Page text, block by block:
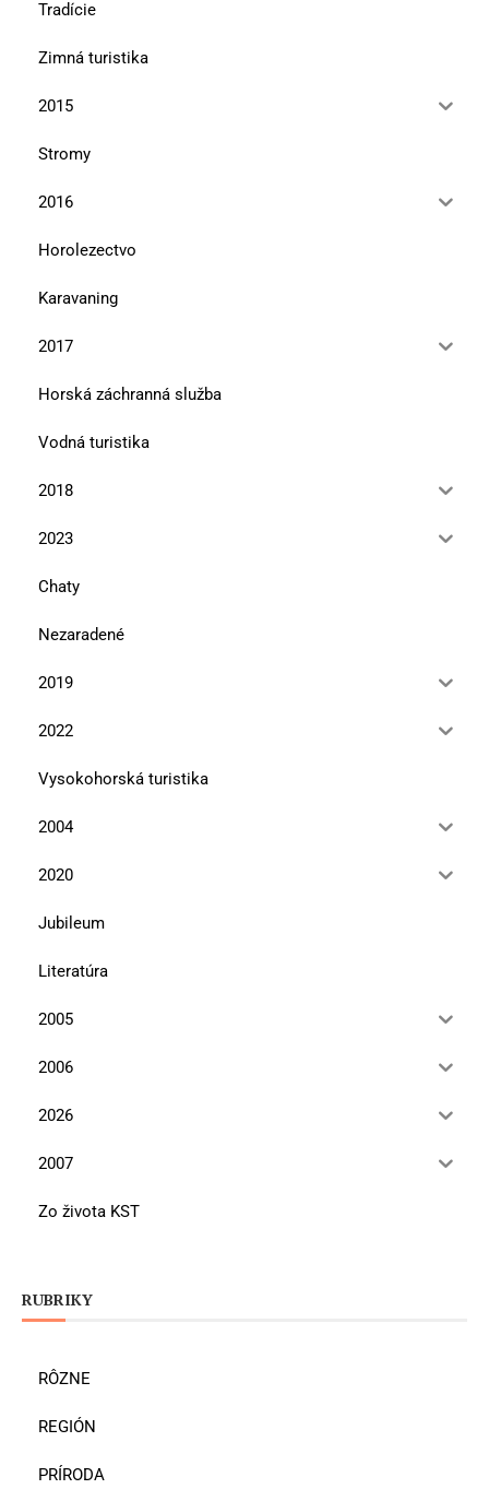
Tradície
Zimná turistika
2015
Stromy
2016
Horolezectvo
Karavaning
2017
Horská záchranná služba
Vodná turistika
2018
2023
Chaty
Nezaradené
2019
2022
Vysokohorská turistika
2004
2020
Jubileum
Literatúra
2005
2006
2026
2007
Zo života KST
RUBRIKY
RÔZNE
REGIÓN
PRÍRODA